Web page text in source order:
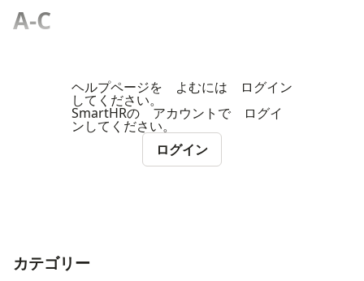
A-C
ヘルプページを よむには ログイン
してください。
SmartHRの アカウントで ログイ
ンしてください。
ログイン
ナビゲーションメニュー
カテゴリー